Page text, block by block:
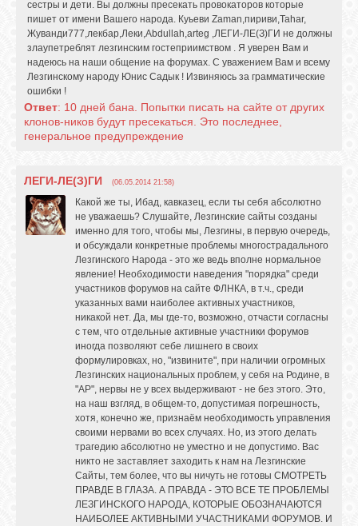
сестры и дети. Вы должны пресекать провокаторов которые
пишет от имени Вашего народа. Куьеви Zaman,пириви,Tahar,
Жуванди777,лекбар,Леки,Abdullah,arteg ,ЛЕГИ-ЛЕ(З)ГИ не должны
злаупетреблят лезгинским гостеприимством . Я уверен Вам и
надеюсь на наши общение на форумах. С уважением Вам и всему
Лезгинскому народу Юнис Садык ! Извиняюсь за грамматические
ошибки !
Ответ: 10 дней бана. Попытки писать на сайте от других
клонов-ников будут пресекаться. Это последнее,
генеральное предупреждение
ЛЕГИ-ЛЕ(З)ГИ (06.05.2014 21:58)
Какой же ты, Ибад, кавказец, если ты себя абсолютно
не уважаешь? Слушайте, Лезгинские сайты созданы
именно для того, чтобы мы, Лезгины, в первую очередь,
и обсуждали конкретные проблемы многострадального
Лезгинского Народа - это же ведь вполне нормальное
явление! Необходимости наведения "порядка" среди
участников форумов на сайте ФЛНКА, в т.ч., среди
указанных вами наиболее активных участников,
никакой нет. Да, мы где-то, возможно, отчасти согласны
с тем, что отдельные активные участники форумов
иногда позволяют себе лишнего в своих
формулировках, но, "извините", при наличии огромных
Лезгинских национальных проблем, у себя на Родине, в
"АР", нервы не у всех выдерживают - не без этого. Это,
на наш взгляд, в общем-то, допустимая погрешность,
хотя, конечно же, признаём необходимость управления
своими нервами во всех случаях. Но, из этого делать
трагедию абсолютно не уместно и не допустимо. Вас
никто не заставляет заходить к нам на Лезгинские
Сайты, тем более, что вы ничуть не готовы СМОТРЕТЬ
ПРАВДЕ В ГЛАЗА. А ПРАВДА - ЭТО ВСЕ ТЕ ПРОБЛЕМЫ
ЛЕЗГИНСКОГО НАРОДА, КОТОРЫЕ ОБОЗНАЧАЮТСЯ
НАИБОЛЕЕ АКТИВНЫМИ УЧАСТНИКАМИ ФОРУМОВ. И